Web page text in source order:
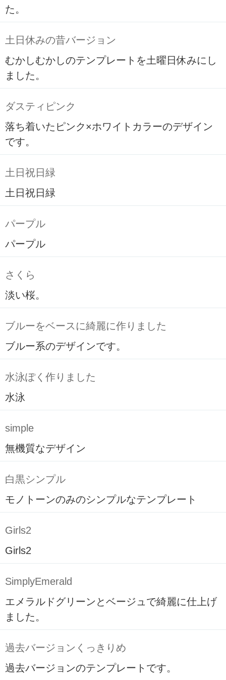
た。
土日休みの昔バージョン
むかしむかしのテンプレートを土曜日休みにし
ました。
ダスティピンク
落ち着いたピンク×ホワイトカラーのデザイン
です。
土日祝日緑
土日祝日緑
パープル
パープル
さくら
淡い桜。
ブルーをベースに綺麗に作りました
ブルー系のデザインです。
水泳ぽく作りました
水泳
simple
無機質なデザイン
白黒シンプル
モノトーンのみのシンプルなテンプレート
Girls2
Girls2
SimplyEmerald
エメラルドグリーンとベージュで綺麗に仕上げ
ました。
過去バージョンくっきりめ
過去バージョンのテンプレートです。